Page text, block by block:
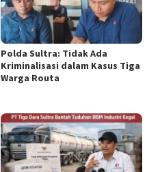
Polda Sultra: Tidak Ada
Kriminalisasi dalam Kasus Tiga
Warga Routa